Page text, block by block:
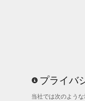
プライバ
当社では次のよう